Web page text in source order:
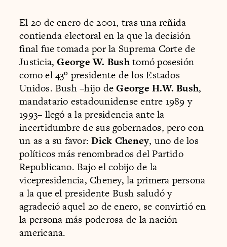
El 20 de enero de 2001, tras una reñida
contienda electoral en la que la decisión
final fue tomada por la Suprema Corte de
Justicia,George W. Bushtomó posesión
como el 43º presidente de los Estados
Unidos. Bush –hijo deGeorge H.W. Bush,
mandatario estadounidense entre 1989 y
1993– llegó a la presidencia ante la
incertidumbre de sus gobernados, pero con
un as a su favor:Dick Cheney, uno de los
políticos más renombrados del Partido
Republicano. Bajo el cobijo de la
vicepresidencia, Cheney, la primera persona
a la que el presidente Bush saludó y
agradeció aquel 20 de enero, se convirtió en
la persona más poderosa de la nación
americana.